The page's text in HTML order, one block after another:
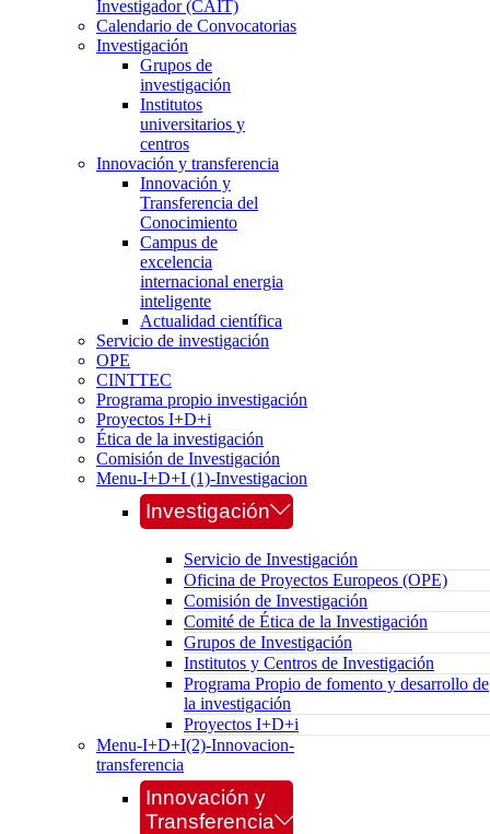
Investigador (CAIT)
Calendario de Convocatorias
Investigación
Grupos de
investigación
Institutos
universitarios y
centros
Innovación y transferencia
Innovación y
Transferencia del
Conocimiento
Campus de
excelencia
internacional energia
inteligente
Actualidad científica
Servicio de investigación
OPE
CINTTEC
Programa propio investigación
Proyectos I+D+i
Ética de la investigación
Comisión de Investigación
Menu-I+D+I (1)-Investigacion
Investigación
Servicio de Investigación
Oficina de Proyectos Europeos (OPE)
Comisión de Investigación
Comité de Ética de la Investigación
Grupos de Investigación
Institutos y Centros de Investigación
Programa Propio de fomento y desarrollo de
la investigación
Proyectos I+D+i
Menu-I+D+I(2)-Innovacion-
transferencia
Innovación y
Transferencia